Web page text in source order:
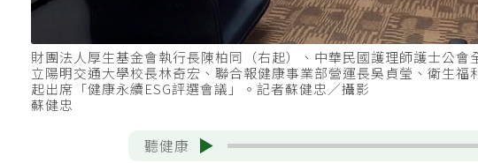
財團法人厚生基金會執行長陳柏同（右起）、中華民國護理師護士公
立陽明交通大學校長林奇宏、聯合報健康事業部營運長吳貞瑩、衛生
起出席「健康永續ESG評選會議」。記者蘇健忠／攝影
蘇健忠
聽健康